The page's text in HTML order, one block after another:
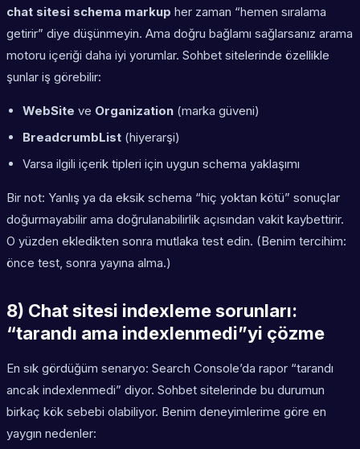
chat sitesi schema markup her zaman “hemen sıralama
getirir” diye düşünmeyin. Ama doğru bağlamı sağlarsanız arama
motoru içeriği daha iyi yorumlar. Sohbet sitelerinde özellikle
şunlar iş görebilir:
WebSite ve Organization (marka güveni)
BreadcrumbList (hiyerarşi)
Varsa ilgili içerik tipleri için uygun schema yaklaşımı
Bir not: Yanlış ya da eksik schema “hiç yoktan kötü” sonuçlar
doğurmayabilir ama doğrulanabilirlik açısından vakit kaybettirir.
O yüzden ekledikten sonra mutlaka test edin. (Benim tercihim:
önce test, sonra yayına alma.)
8) Chat sitesi indexleme sorunları:
“tarandı ama indexlenmedi”yi çözme
En sık gördüğüm senaryo: Search Console’da rapor “tarandı
ancak indexlenmedi” diyor. Sohbet sitelerinde bu durumun
birkaç kök sebebi olabiliyor. Benim deneyimlerime göre en
yaygın nedenler: